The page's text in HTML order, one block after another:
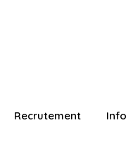
Recrutement